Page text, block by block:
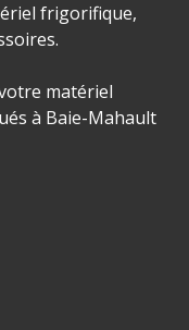
frigorifique,
matériel
à Baie-Mahault